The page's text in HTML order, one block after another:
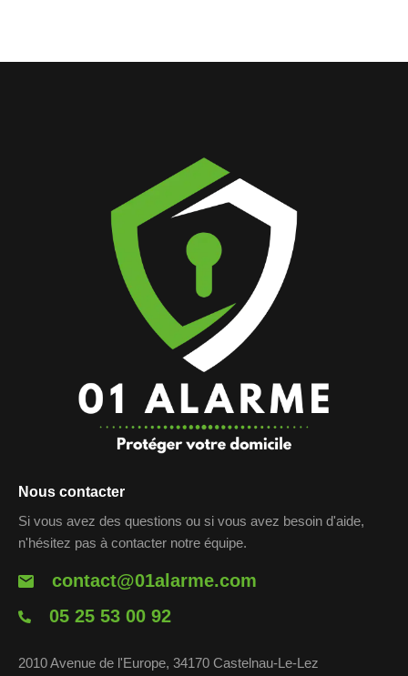
Nous contacter
Si vous avez des questions ou si vous avez besoin d'aide,
n'hésitez pas à contacter notre équipe.
contact@01alarme.com
05 25 53 00 92
2010 Avenue de l'Europe, 34170 Castelnau-Le-Lez